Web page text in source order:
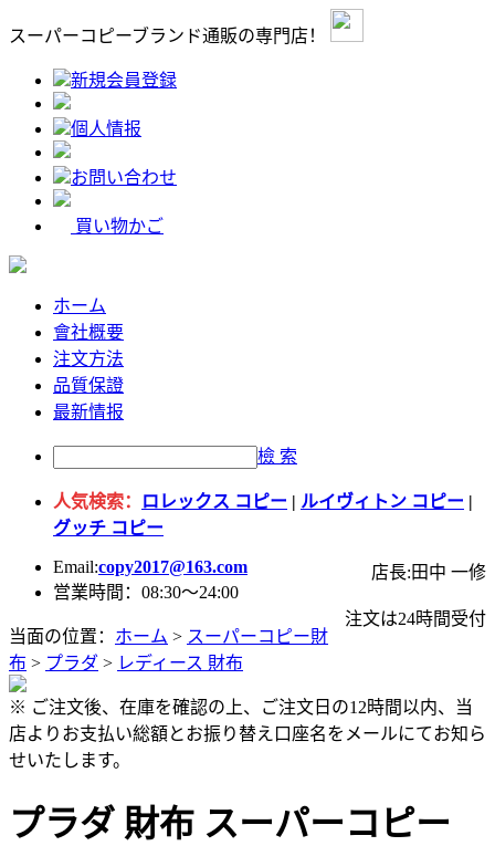
スーパーコピーブランド通販の専門店！
新規会員登録
個人情报
お問い合わせ
買い物かご
ホーム
會社概要
注文方法
品質保證
最新情报
檢 索
人気検索： ロレックス コピー | ルイヴィトン コピー |
グッチ コピー
Email:copy2017@163.com
店長:田中 一修
営業時間：08:30～24:00
注文は24時間受付
当面の位置： ホーム > スーパーコピー財
布 > プラダ > レディース 財布
※ ご注文後、在庫を確認の上、ご注文日の12時間以内、当
店よりお支払い総額とお振り替え口座名をメールにてお知ら
せいたします。
プラダ 財布 スーパーコピー